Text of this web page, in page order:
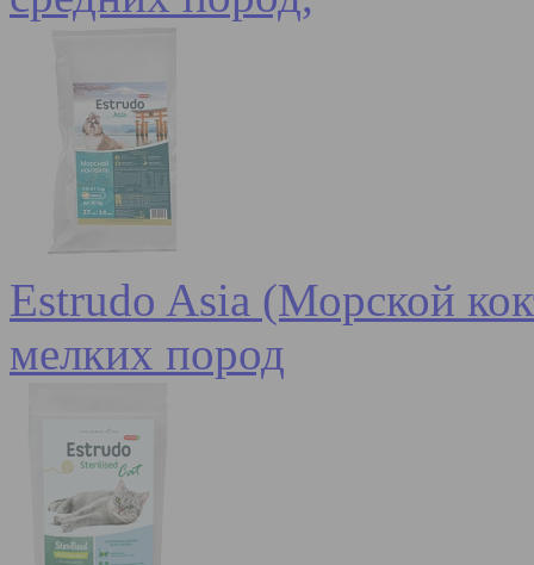
Estrudo Asia (Морской
мелких пород